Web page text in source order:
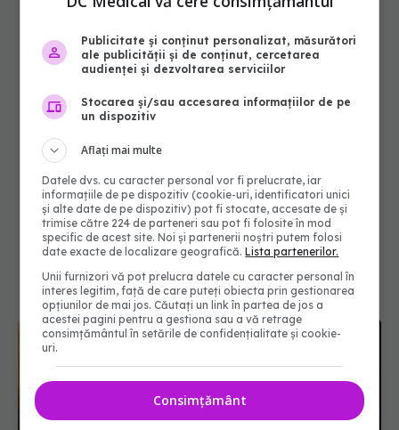
Publicitate și conținut personalizat, măsurători
ale publicității și de conținut, cercetarea
audienței și dezvoltarea serviciilor
Stocarea și/sau accesarea informațiilor de pe
un dispozitiv
Aflați mai multe
Datele dvs. cu caracter personal vor fi prelucrate, iar
informațiile de pe dispozitiv (cookie-uri, identificatori unici
și alte date de pe dispozitiv) pot fi stocate, accesate de și
trimise către 224 de parteneri sau pot fi folosite în mod
specific de acest site. Noi și partenerii noștri putem folosi
date exacte de localizare geografică.Lista partenerilor.
Unii furnizori vă pot prelucra datele cu caracter personal în
interes legitim, față de care puteți obiecta prin gestionarea
opțiunilor de mai jos. Căutați un link în partea de jos a
acestei pagini pentru a gestiona sau a vă retrage
consimțământul în setările de confidențialitate și cookie-
uri.
Consimțământ